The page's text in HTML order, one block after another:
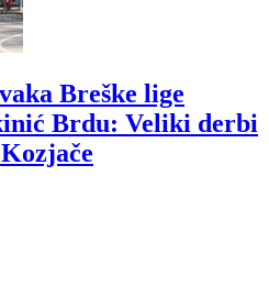
Breške lige
Brdu: Veliki derbi